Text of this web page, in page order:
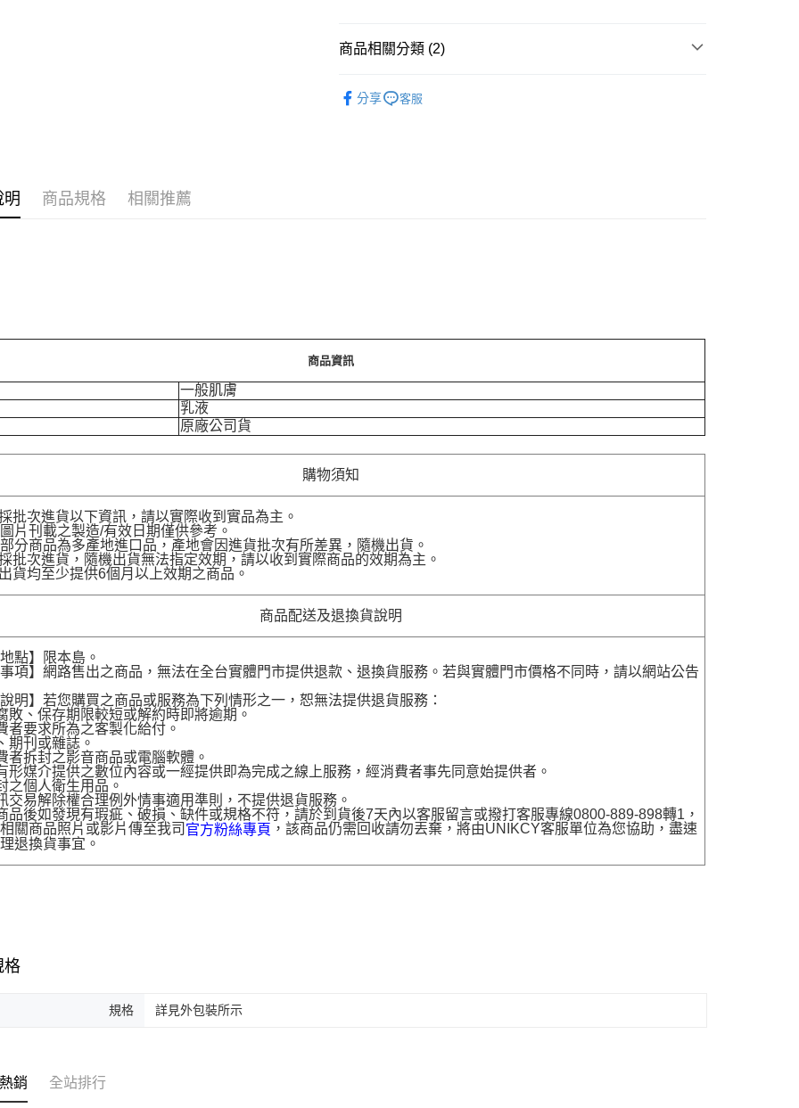
付款後7-11取貨［需3-5個工作天不含預購商品］
宅配［需2-3個工作天不含預購商品］
商品相關分類 (2)
分享 客服
明 商品規格 相關推薦
商品資訊
一般肌膚
乳液
原廠公司貨
購物須知
批次進貨以下資訊，請以實際收到實品為主。
刊載之製造/有效日期僅供參考。
商品為多產地進口品，產地會因進貨批次有所差異，隨機出貨。
批次進貨，隨機出貨無法指定效期，請以收到實際商品的效期為主。
貨均至少提供6個月以上效期之商品。
商品配送及退換貨說明
點】限本島。
項】網路售出之商品，無法在全台實體門市提供退款、退換貨服務。若與實體門市價格不同時，請以網站公告
明】若您購買之商品或服務為下列情形之一，恕無法提供退貨服務：
敗、保存期限較短或解約時即將逾期。
者要求所為之客製化給付。
期刊或雜誌。
者拆封之影音商品或電腦軟體。
形媒介提供之數位內容或一經提供即為完成之線上服務，經消費者事先同意始提供者。
之個人衛生用品。
交易解除權合理例外情事適用準則，不提供退貨服務。
品後如發現有瑕疵、破損、缺件或規格不符，請於到貨後7天內以客服留言或撥打客服專線0800-889-898轉1，
關商品照片或影片傳至我司 官方粉絲專頁 ，該商品仍需回收請勿丟棄，將由UNIKCY客服單位為您協助，盡速
退換貨事宜。
格
規格 詳見外包裝所示
銷 全站排行